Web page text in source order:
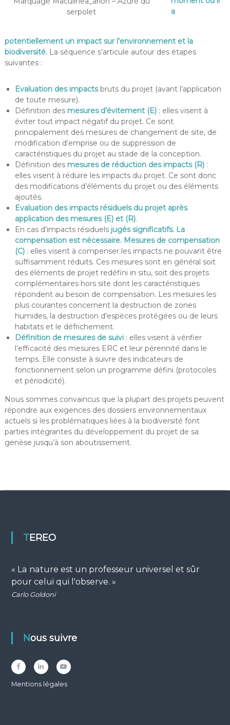
serpolet
a
potentiellement un impact sur l’environnement et la
biodiversité. La séquence s’articule autour des étapes
suivantes :
Evaluation des impactsbruts du projet (avant l’application
de toute mesure).
Définition des mesures d’évitement (E): elles visent à
éviter tout impact négatif du projet. Ce sont
principalement des mesures de changement de site, de
modification d’emprise ou de suppression de
caractéristiques du projet au stade de la conception.
Définition des mesures de réduction des impacts (R):
elles visent à réduire les impacts du projet. Ce sont donc
des modifications d’éléments du projet ou des éléments
ajoutés.
Evaluation des impacts résiduels du projet après
application des mesures (E) et (R).
En cas d’impacts résiduelsjugés significatifs. La
compensation est nécessaire. Mesures de compensation
(C): elles visent à compenser les impacts ne pouvant être
suffisamment réduits. Ces mesures sont en général soit
des éléments de projet redéfini in situ, soit des projets
complémentaires hors site dont les caractéristiques
répondent au besoin de compensation. Les mesures les
plus courantes concernent la destruction de zones
humides, la destruction d’espèces protégées ou de leurs
habitats et le défrichement.
Définition de mesures de suivi: elles visent à vérifier
l’efficacité des mesures ERC et leur pérennité dans le
temps. Elle consiste à suivre des indicateurs de
fonctionnement selon un programme défini (protocoles
et périodicité).
Nous sommes convaincus que la plupart des projets peuvent
répondre aux exigences des dossiers environnementaux
actuels si les problématiques liées à la biodiversité font
parties intégrantes du développement du projet de sa
genèse jusqu’à son aboutissement.
TEREO
« La nature est un professeur universel et sûr
pour celui qui l'observe. »
Carlo Goldoni
Nous suivre
FacebookLinkedInYouTube
Mentions légales